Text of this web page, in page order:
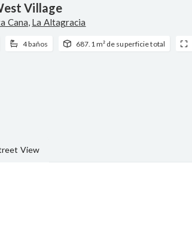
Village
Cana, La Altagracia
4 baños 687.1 m² de superficie total
View